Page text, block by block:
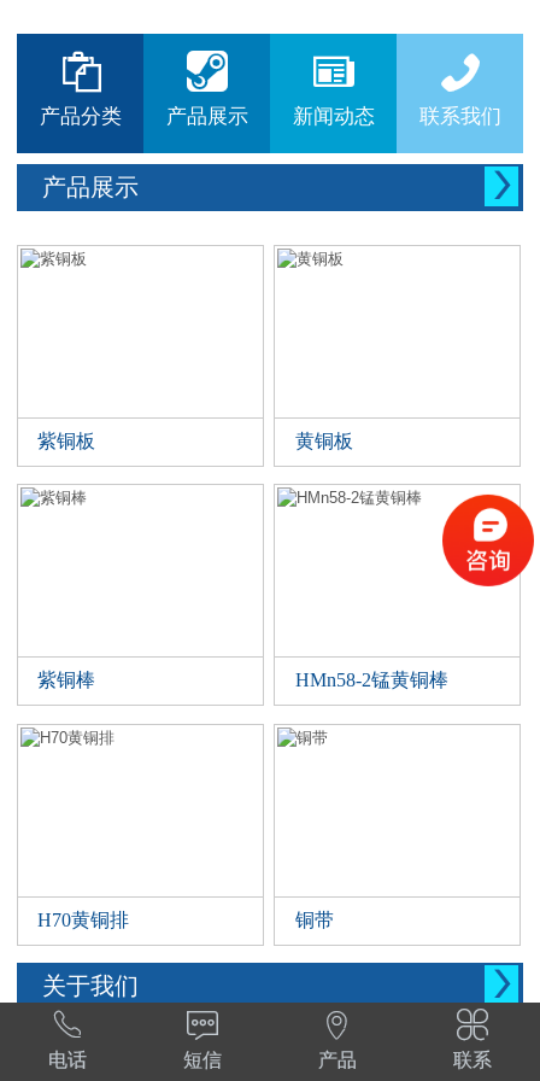



产品分类

产品展示

新闻动态

联系我们
产品展示 
紫铜板 黄铜板
紫铜棒 HMn58-2锰黄铜棒
H70黄铜排 铜带
关于我们 
西安晨腾物资有限公司 常年销售铜管，铜棒。
铜棒，铜排等。材质:T1,T2,T3,TP2,Tu1,TU2,

电话

短信

产品

联系